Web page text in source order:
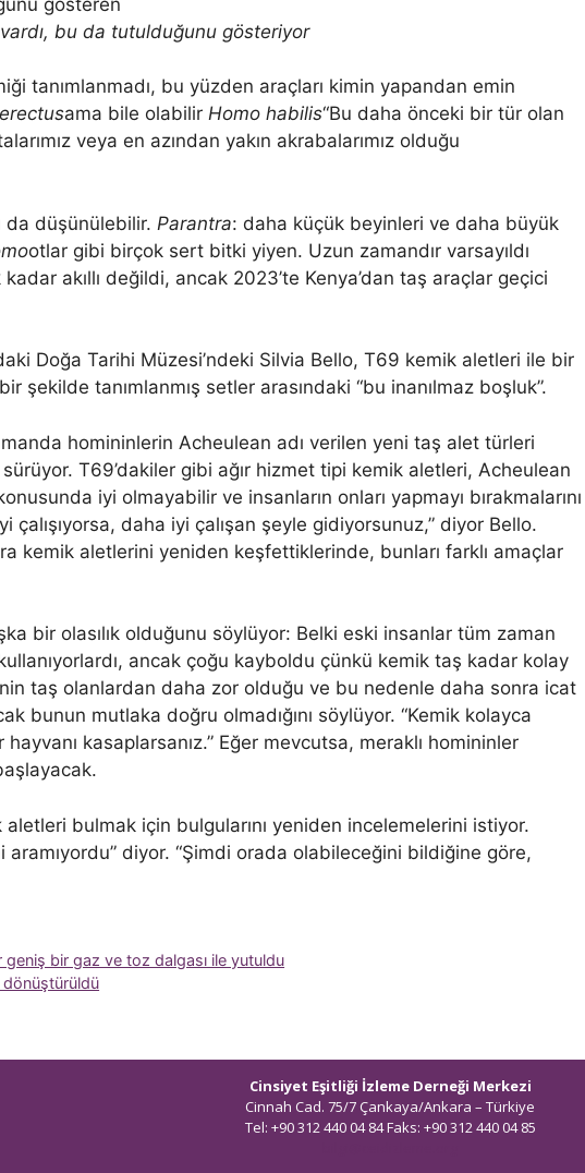
bu da tutulduğunu gösteriyor
tanımlanmadı, bu yüzden araçları kimin yapandan emin
ama bile olabilir Homo habilis“Bu daha önceki bir tür olan
veya en azından yakın akrabalarımız olduğu
da düşünülebilir. Parantra: daha küçük beyinleri ve daha büyük
otlar gibi birçok sert bitki yiyen. Uzun zamandır varsayıldı
akıllı değildi, ancak 2023’te Kenya’dan taş araçlar geçici
Doğa Tarihi Müzesi’ndeki Silvia Bello, T69 kemik aletleri ile bir
şekilde tanımlanmış setler arasındaki “bu inanılmaz boşluk”.
homininlerin Acheulean adı verilen yeni taş alet türleri
sürüyor. T69’dakiler gibi ağır hizmet tipi kemik aletleri, Acheulean
iyi olmayabilir ve insanların onları yapmayı bırakmalarını
çalışıyorsa, daha iyi çalışan şeyle gidiyorsunuz,” diyor Bello.
kemik aletlerini yeniden keşfettiklerinde, bunları farklı amaçlar
bir olasılık olduğunu söylüyor: Belki eski insanlar tüm zaman
ancak çoğu kayboldu çünkü kemik taş kadar kolay
taş olanlardan daha zor olduğu ve bu nedenle daha sonra icat
bunun mutlaka doğru olmadığını söylüyor. “Kemik kolayca
kasaplarsanız.” Eğer mevcutsa, meraklı homininler
aletleri bulmak için bulgularını yeniden incelemelerini istiyor.
aramıyordu” diyor. “Şimdi orada olabileceğini bildiğine göre,
bir gaz ve toz dalgası ile yutuldu
dönüştürüldü
Cinsiyet Eşitliği İzleme Derneği Merkezi
Cinnah Cad. 75/7 Çankaya/Ankara – Türkiye
Tel: +90 312 440 04 84 Faks: +90 312 440 04 85